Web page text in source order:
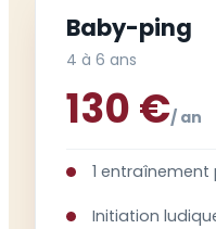
Baby-ping
4 à 6 ans
130 €/ an
1
Initiation